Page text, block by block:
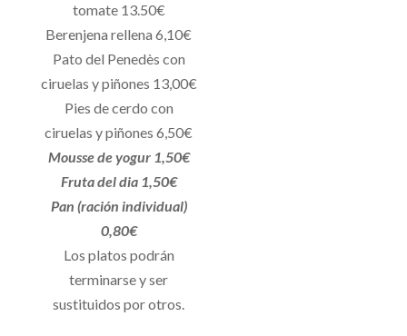
tomate 13.50€
Berenjena rellena 6,10€
Pato del Penedès con
ciruelas y piñones 13,00€
Pies de cerdo con
ciruelas y piñones 6,50€
Mousse de yogur 1,50€
Fruta del dia 1,50€
Pan (ración individual)
0,80€
Los platos podrán
terminarse y ser
sustituidos por otros.